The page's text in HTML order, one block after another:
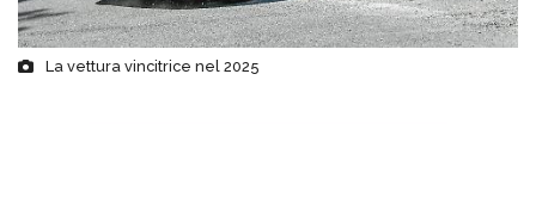
La vettura vincitrice nel 2025